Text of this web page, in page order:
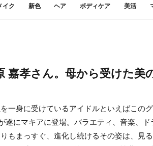
イク 新色 ヘア ボディケア 美活
嘉孝さん。母から受けた美
一身に受けているアイドルといえばこの
遂にマキアに登場。バラエティ、音楽、
もまっすぐ、進化し続けるその姿は、見